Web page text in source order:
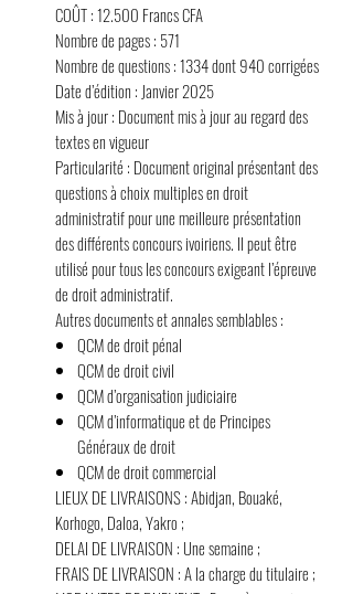
COÛT: 12.500 Francs CFA
Nombre de pages : 571
Nombre de questions :1334 dont 940 corrigées
Date d’édition : Janvier 2025
Mis à jour : Document mis à jour au regard des
textes en vigueur
Particularité : Document original présentant des
questions à choix multiples en droit
administratif pour une meilleure présentation
des différents concours ivoiriens. Il peut être
utilisé pour tous les concours exigeant l’épreuve
de droit administratif.
Autres documents et annales semblables:
QCM de droit pénal
QCM de droit civil
QCM d’organisation judiciaire
QCM d’informatique et de Principes
Généraux de droit
QCM de droit commercial
LIEUX DE LIVRAISONS: Abidjan, Bouaké,
Korhogo, Daloa, Yakro ;
DELAI DE LIVRAISON : Une semaine ;
FRAIS DE LIVRAISON : A la charge du titulaire ;